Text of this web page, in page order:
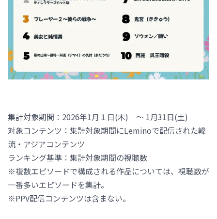
集計対象期間：2026年1月１日(木) ～ 1月31日(土)
対象コンテンツ：集計対象期間にLeminoで配信された韓
流・アジアコンテンツ
ランキング基準：集計対象期間の視聴数
※複数エピソードで構成される作品については、視聴数が
一番多いエピソードを集計。
※PPV配信コンテンツは含まない。